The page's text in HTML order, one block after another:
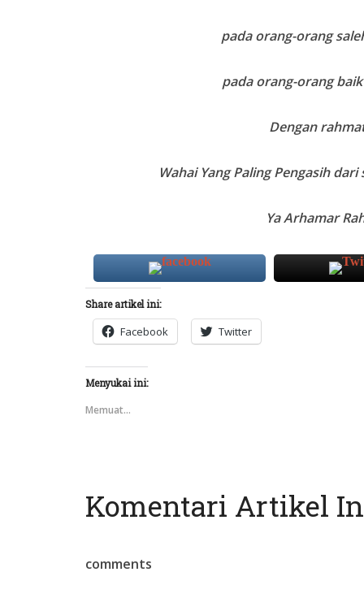
pada orang-orang
pada orang-orang
Dengan
Wahai Yang Paling Pengasih
Ya Arhamar
Share artikel ini:
Facebook Twitter
Menyukai ini:
Memuat...
Komentari Artikel
comments